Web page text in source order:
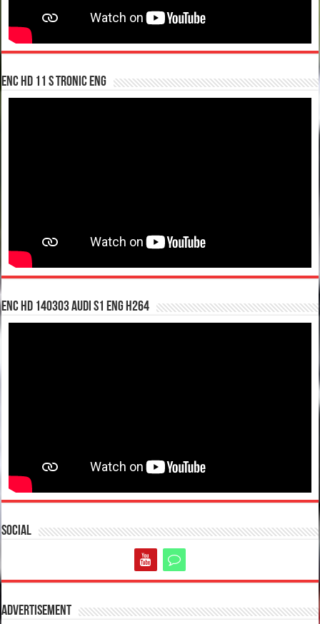
enc hd 11 S tronic ENG
enc hd 140303 Audi S1 ENG H264
Social
Advertisement